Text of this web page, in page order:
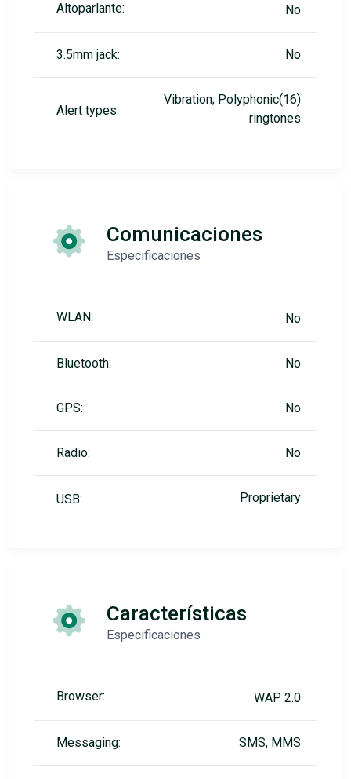
Altoparlante: No
3.5mm jack: No
Alert types:
Vibration; Polyphonic(16)
ringtones
Comunicaciones
Especificaciones
WLAN: No
Bluetooth: No
GPS: No
Radio: No
USB: Proprietary
Características
Especificaciones
Browser: WAP 2.0
Messaging: SMS, MMS